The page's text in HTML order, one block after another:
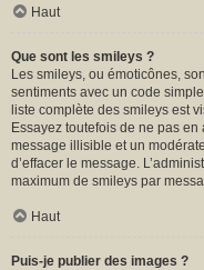
Haut
Que sont les smileys ?
Les smileys, ou émoticônes,
sentiments avec un code
liste complète des smileys est
Essayez toutefois de ne pas
message illisible et un
d’effacer le message.
maximum de smileys par
Haut
Puis-je publier des images ?